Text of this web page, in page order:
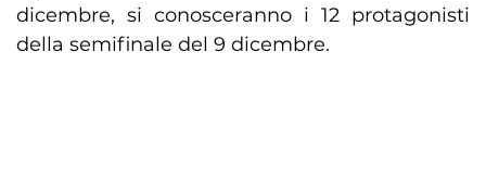
dicembre, si conosceranno i 12 protagonisti
della semifinale del 9 dicembre.